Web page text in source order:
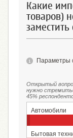
Какие
товаров)
Параметры
Открытый
нужно
45%
Автомобили
Бытовая